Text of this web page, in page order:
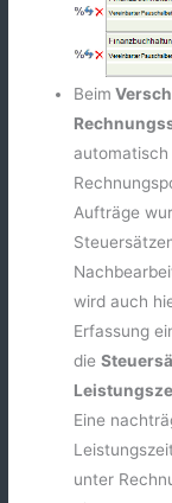
Beim
Aufträge
wird auch
Erfassung
die
Eine
unter